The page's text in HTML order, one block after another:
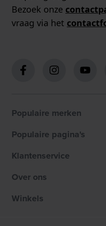
Bezoek onze
vraag via het
Populaire merken
Populaire pagina's
Klantenservice
Over ons
Winkels